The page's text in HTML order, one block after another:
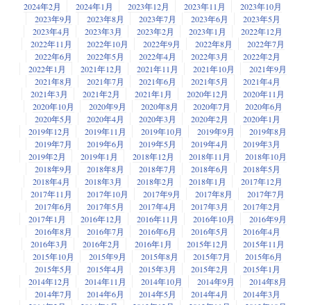
2024年2月 2024年1月 2023年12月 2023年11月
2023年10月
2023年9月
2023年8月 2023年7月 2023年6月
2023年5月
2023年4月
2023年3月 2023年2月 2023年1月
2022年12月
2022年11月
2022年10月 2022年9月 2022年8月
2022年7月
2022年6月
2022年5月 2022年4月 2022年3月
2022年2月
2022年1月
2021年12月 2021年11月 2021年10月
2021年9月
2021年8月
2021年7月 2021年6月 2021年5月
2021年4月
2021年3月
2021年2月 2021年1月 2020年12月
2020年11月
2020年10月
2020年9月 2020年8月 2020年7月
2020年6月
2020年5月
2020年4月 2020年3月 2020年2月
2020年1月
2019年12月
2019年11月 2019年10月 2019年9月
2019年8月
2019年7月
2019年6月 2019年5月 2019年4月
2019年3月
2019年2月
2019年1月 2018年12月 2018年11月
2018年10月
2018年9月
2018年8月 2018年7月 2018年6月
2018年5月
2018年4月
2018年3月 2018年2月 2018年1月
2017年12月
2017年11月
2017年10月 2017年9月 2017年8月
2017年7月
2017年6月
2017年5月 2017年4月 2017年3月
2017年2月
2017年1月
2016年12月 2016年11月 2016年10月
2016年9月
2016年8月
2016年7月 2016年6月 2016年5月
2016年4月
2016年3月
2016年2月 2016年1月 2015年12月
2015年11月
2015年10月
2015年9月 2015年8月 2015年7月
2015年6月
2015年5月
2015年4月 2015年3月 2015年2月
2015年1月
2014年12月
2014年11月 2014年10月 2014年9月
2014年8月
2014年7月
2014年6月 2014年5月 2014年4月
2014年3月